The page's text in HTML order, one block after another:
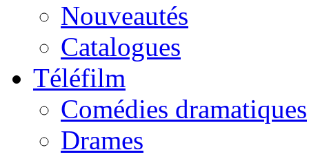
Nouveautés
Catalogues
Téléfilm
Comédies dramatiques
Drames